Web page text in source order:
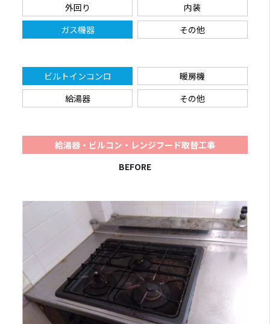
外回り
内装
ガス機器
その他
ビルトインコンロ
暖房機
給湯器
その他
給湯器・ビルコン・レンジフード取替工事